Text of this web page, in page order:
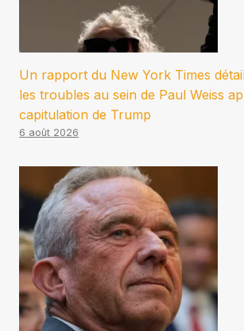
Un rapport du New York Times
les troubles au sein de Paul Weiss
capitulation de Trump
6 août 2026